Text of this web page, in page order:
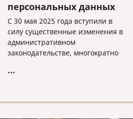
персональных данных
С 30 мая 2025 года вступили в
силу существенные изменения в
административном
законодательстве, многократно
нарушения в сфере обработки
...